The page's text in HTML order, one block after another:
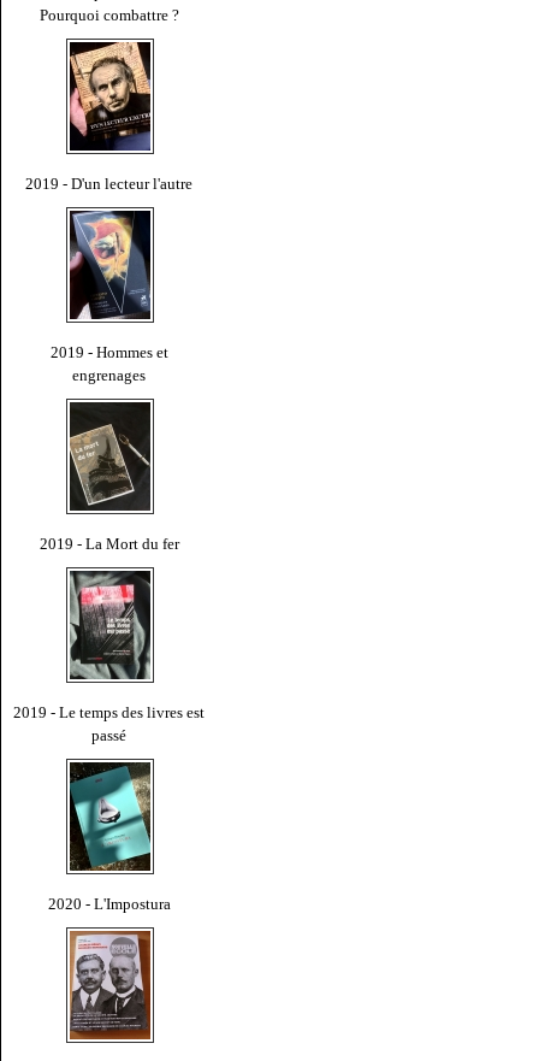
Pourquoi combattre ?
2019 - D'un lecteur l'autre
2019 - Hommes et
engrenages
2019 - La Mort du fer
2019 - Le temps des livres est
passé
2020 - L'Impostura